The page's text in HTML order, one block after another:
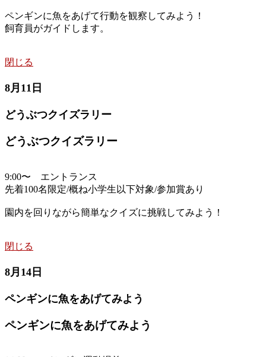
ペンギンに魚をあげて行動を観察してみよう！
飼育員がガイドします。
閉じる
8月11日
どうぶつクイズラリー
どうぶつクイズラリー
9:00〜 エントランス
先着100名限定/概ね小学生以下対象/参加賞あり
園内を回りながら簡単なクイズに挑戦してみよう！
閉じる
8月14日
ペンギンに魚をあげてみよう
ペンギンに魚をあげてみよう